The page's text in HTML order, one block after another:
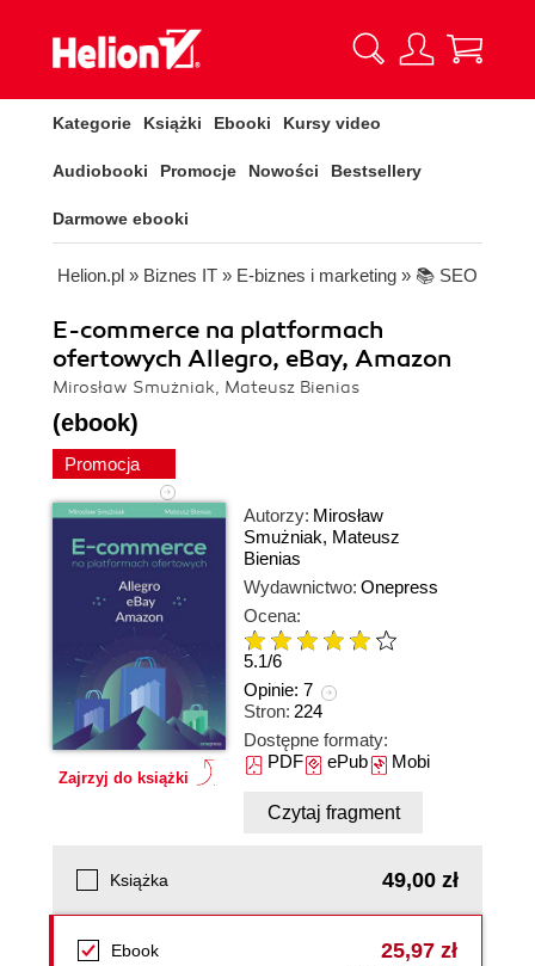
Kategorie Książki Ebooki Kursy video
Audiobooki Promocje Nowości Bestsellery
Darmowe ebooki
Helion.pl » Biznes IT » E-biznes i marketing » 📚 SEO
E-commerce na platformach
ofertowych Allegro, eBay, Amazon
Mirosław Smużniak, Mateusz Bienias
(ebook)
Promocja
Zajrzyj do książki
Autorzy: Mirosław
Smużniak, Mateusz
Bienias
Wydawnictwo: Onepress
Ocena:
5.1/6
Opinie: 7
Stron: 224
Dostępne formaty:
PDFePubMobi
Czytaj fragment
Książka 49,00 zł
Ebook 25,97 zł